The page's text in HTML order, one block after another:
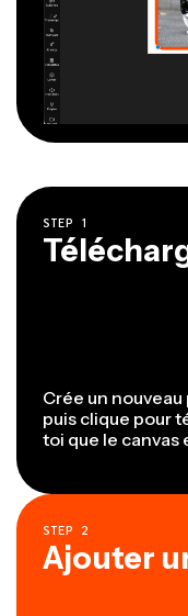
STEP 1
Crée un
puis clique pour
toi que le canvas
STEP 2
Ajouter